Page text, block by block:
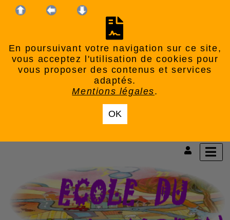
En poursuivant votre navigation sur ce site,
vous acceptez l'utilisation de cookies pour
vous proposer des contenus et services
adaptés.
Mentions légales.
OK